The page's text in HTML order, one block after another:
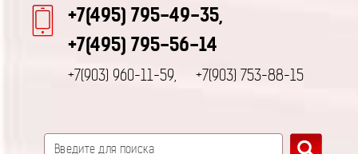
+7(495) 795-49-35,
+7(495) 795-56-14
+7(903) 960-11-59, +7(903) 753-88-15